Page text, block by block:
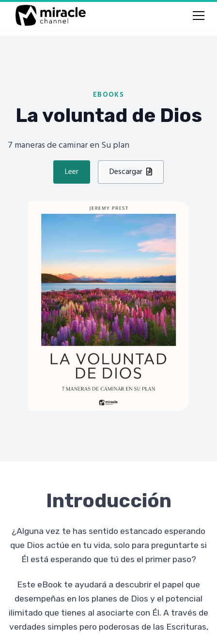
EBOOKS
La voluntad de Dios
7 maneras de caminar en Su plan
Leer Descargar 
Introducción
¿Alguna vez te has sentido estancado esperando
que Dios actúe en tu vida, solo para preguntarte si
Él está esperando que tú des el primer paso?
Este eBook te ayudará a descubrir el papel que
desempeñas en los planes de Dios y el potencial
ilimitado que tienes al asociarte con Él. A través de
verdades simples pero poderosas de las Escrituras,